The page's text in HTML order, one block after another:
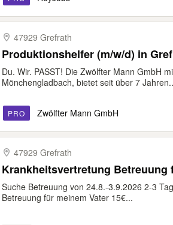
47929 Grefrath
Produktionshelfer (m/w/d) in
Du. Wir. PASST! Die Zwölfter Mann GmbH
Mönchengladbach, bietet seit über 7
PRO Zwölfter Mann GmbH
47929 Grefrath
Krankheitsvertretung Betreuung
Suche Betreuung von 24.8.-3.9.2026 2-3
Betreuung für meinem Vater 15€...